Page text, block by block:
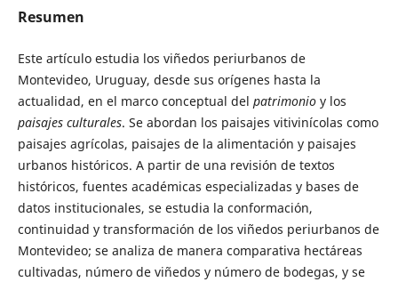
Resumen
Este artículo estudia los viñedos periurbanos de
Montevideo, Uruguay, desde sus orígenes hasta la
actualidad, en el marco conceptual del patrimonioy los
paisajes culturales. Se abordan los paisajes vitivinícolas como
paisajes agrícolas, paisajes de la alimentación y paisajes
urbanos históricos. A partir de una revisión de textos
históricos, fuentes académicas especializadas y bases de
datos institucionales, se estudia la conformación,
continuidad y transformación de los viñedos periurbanos de
Montevideo; se analiza de manera comparativa hectáreas
cultivadas, número de viñedos y número de bodegas, y se